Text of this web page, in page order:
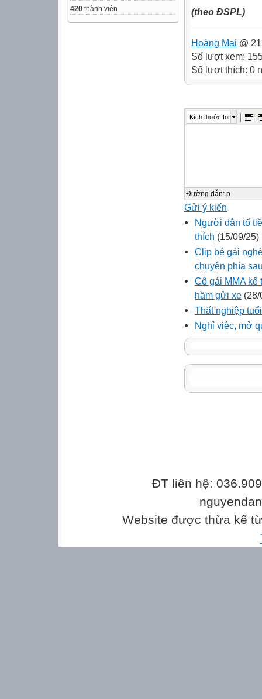
420 thành viên (theo ĐSPL)
Hoàng Mai @
Số lượt xem:
Số lượt thích: 0
Kích thước font
Đường dẫn: p
Gửi ý kiến
Người dân tố
thích (15/09/25)
Clip bé gái
chuyện phía
Cô gái MMA kể
hầm gửi xe
Thất nghiệp
Nghỉ việc, mở
ĐT liên hệ:
Website được thừa kế